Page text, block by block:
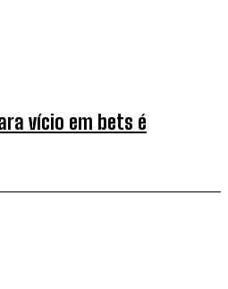
vício em bets é